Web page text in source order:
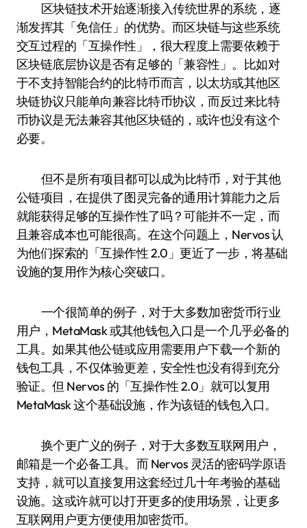
区块链技术开始逐渐接入传统世界的系统，逐
渐发挥其「免信任」的优势。而区块链与这些系统
交互过程的「互操作性」，很大程度上需要依赖于
区块链底层协议是否有足够的「兼容性」。比如对
于不支持智能合约的比特币而言，以太坊或其他区
块链协议只能单向兼容比特币协议，而反过来比特
币协议是无法兼容其他区块链的，或许也没有这个
必要。
但不是所有项目都可以成为比特币，对于其他
公链项目，在提供了图灵完备的通用计算能力之后
就能获得足够的互操作性了吗？可能并不一定，而
且兼容成本也可能很高。在这个问题上，Nervos 认
为他们探索的「互操作性 2.0」更近了一步，将基础
设施的复用作为核心突破口。
一个很简单的例子，对于大多数加密货币行业
用户，MetaMask 或其他钱包入口是一个几乎必备的
工具。如果其他公链或应用需要用户下载一个新的
钱包工具，不仅体验更差，安全性也没有得到充分
验证。但 Nervos 的「互操作性 2.0」就可以复用
MetaMask 这个基础设施，作为该链的钱包入口。
换个更广义的例子，对于大多数互联网用户，
邮箱是一个必备工具。而 Nervos 灵活的密码学原语
支持，就可以直接复用这套经过几十年考验的基础
设施。这或许就可以打开更多的使用场景，让更多
互联网用户更方便使用加密货币。